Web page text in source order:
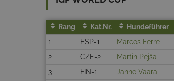
Rang Kat.Nr. Hundeführer
1
ESP-1 Marcos Ferre
2
CZE-2 Martin Pejša
3
FIN-1 Janne Vaara